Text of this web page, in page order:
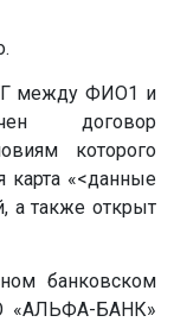
между ФИО1 и
договор
которого
карта «<данные
а также открыт
банковском
«АЛЬФА-БАНК»